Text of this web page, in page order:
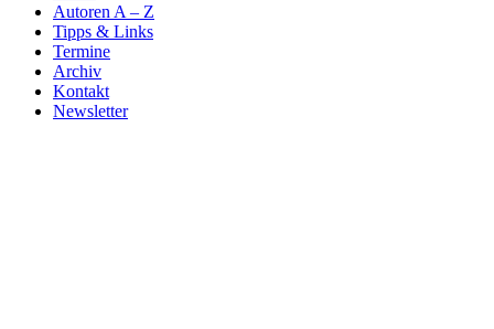
Autoren A – Z
Tipps & Links
Termine
Archiv
Kontakt
Newsletter